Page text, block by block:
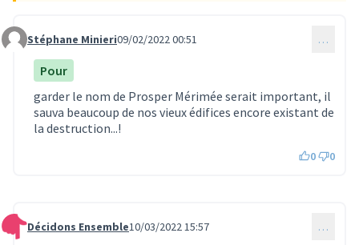
Commentaire 15
Stéphane Minieri09/02/2022 00:51 …
Pour
garder le nom de Prosper Mérimée serait important, il
sauva beaucoup de nos vieux édifices encore existant de
la destruction...!
0 0
Commentaire 136
Décidons Ensemble10/03/2022 15:57 …